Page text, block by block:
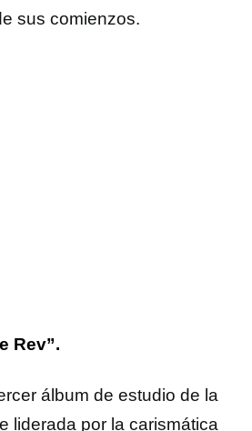
sus comienzos.
Rev”.
álbum de estudio de la
liderada por la carismática